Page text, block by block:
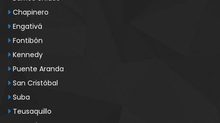
Chapinero
Engativá
Fontibón
Kennedy
Puente Aranda
San Cristóbal
Suba
Teusaquillo